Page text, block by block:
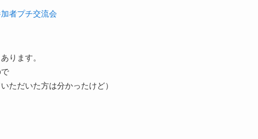
者プチ交流会
ります。
ただいた方は分かったけど）